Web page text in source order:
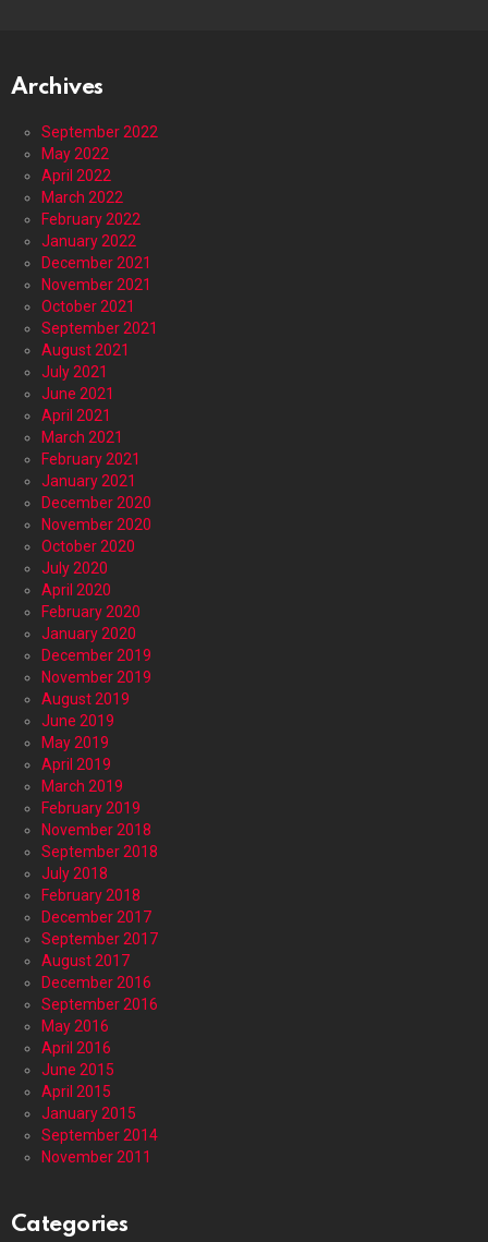
Archives
September 2022
May 2022
April 2022
March 2022
February 2022
January 2022
December 2021
November 2021
October 2021
September 2021
August 2021
July 2021
June 2021
April 2021
March 2021
February 2021
January 2021
December 2020
November 2020
October 2020
July 2020
April 2020
February 2020
January 2020
December 2019
November 2019
August 2019
June 2019
May 2019
April 2019
March 2019
February 2019
November 2018
September 2018
July 2018
February 2018
December 2017
September 2017
August 2017
December 2016
September 2016
May 2016
April 2016
June 2015
April 2015
January 2015
September 2014
November 2011
Categories